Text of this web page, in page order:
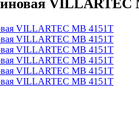
VILLARTEC